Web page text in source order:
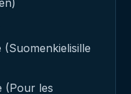
(Pour les